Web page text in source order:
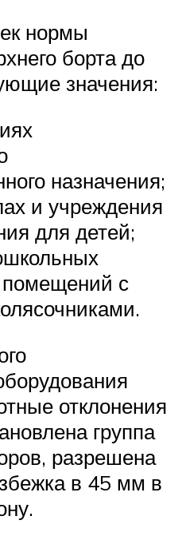
нормы
борта до
значения:
назначения;
и учреждения
для детей;
с
отклонения
группа
разрешена
в 45 мм в